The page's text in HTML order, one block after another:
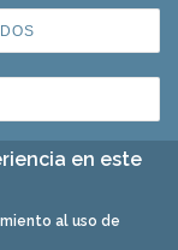
en este
al uso de